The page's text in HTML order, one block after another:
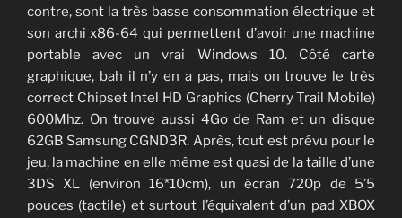
contre, sont la très basse consommation électrique et
son archi x86-64 qui permettent d’avoir une machine
portable avec un vrai Windows 10. Côté carte
graphique, bah il n’y en a pas, mais on trouve le très
correct Chipset Intel HD Graphics (Cherry Trail Mobile)
600Mhz. On trouve aussi 4Go de Ram et un disque
62GB Samsung CGND3R. Après, tout est prévu pour le
jeu, la machine en elle même est quasi de la taille d’une
3DS XL (environ 16*10cm), un écran 720p de 5’5
pouces (tactile) et surtout l’équivalent d’un pad XBOX